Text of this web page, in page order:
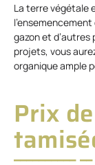
La terre végétale
gazon et d’autres
projets, vous
organique ample
Prix